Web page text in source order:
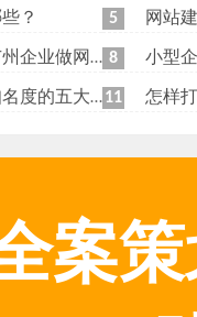
？ 5 网站
网站要找谁？ 8 小型
的五大原则 11 怎样
案